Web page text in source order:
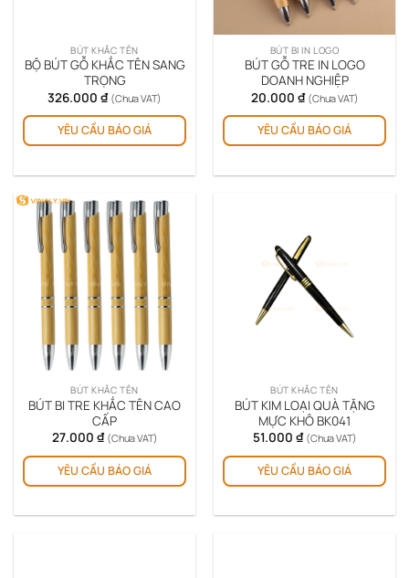
BÚT KHẮC TÊN
BỘ BÚT GỖ KHẮC TÊN SANG
TRỌNG
326.000 ₫ (Chưa VAT)
YÊU CẦU BÁO GIÁ
BÚT BI IN LOGO
BÚT GỖ TRE IN LOGO
DOANH NGHIỆP
20.000 ₫ (Chưa VAT)
YÊU CẦU BÁO GIÁ
BÚT KHẮC TÊN
BÚT BI TRE KHẮC TÊN CAO
CẤP
27.000 ₫ (Chưa VAT)
YÊU CẦU BÁO GIÁ
BÚT KHẮC TÊN
BÚT KIM LOẠI QUÀ TẶNG
MỰC KHÔ BK041
51.000 ₫ (Chưa VAT)
YÊU CẦU BÁO GIÁ